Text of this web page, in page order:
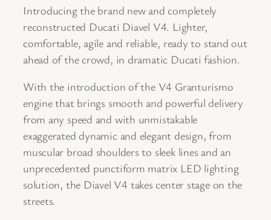
Introducing the brand new and completely
reconstructed Ducati Diavel V4. Lighter,
comfortable, agile and reliable, ready to stand out
ahead of the crowd, in dramatic Ducati fashion.
With the introduction of the V4 Granturismo
engine that brings smooth and powerful delivery
from any speed and with unmistakable
exaggerated dynamic and elegant design, from
muscular broad shoulders to sleek lines and an
unprecedented punctiform matrix LED lighting
solution, the Diavel V4 takes center stage on the
streets.